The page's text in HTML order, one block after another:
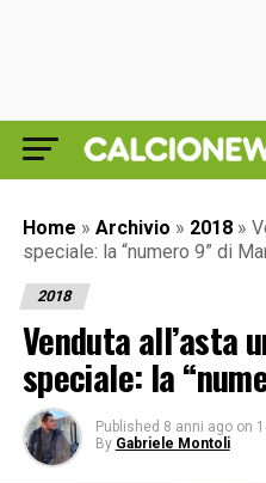
Home » Archivio » 2018 »
speciale: la “numero 9” di
2018
Venduta all’asta
speciale: la
Published 8 anni ago on
By Gabriele Montoli